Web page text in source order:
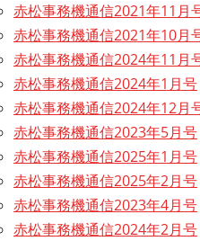
赤松事務機通信2021年11月
赤松事務機通信2021年10月
赤松事務機通信2024年11月
赤松事務機通信2024年1月号
赤松事務機通信2024年12月
赤松事務機通信2023年5月号
赤松事務機通信2025年1月号
赤松事務機通信2025年2月号
赤松事務機通信2023年4月号
赤松事務機通信2024年2月号